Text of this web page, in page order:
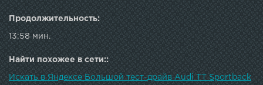
Продолжительность:
13:58 мин.
Найти похожее в сети::
Искать в Яндексе Большой тест-драйв Audi TT Sportback